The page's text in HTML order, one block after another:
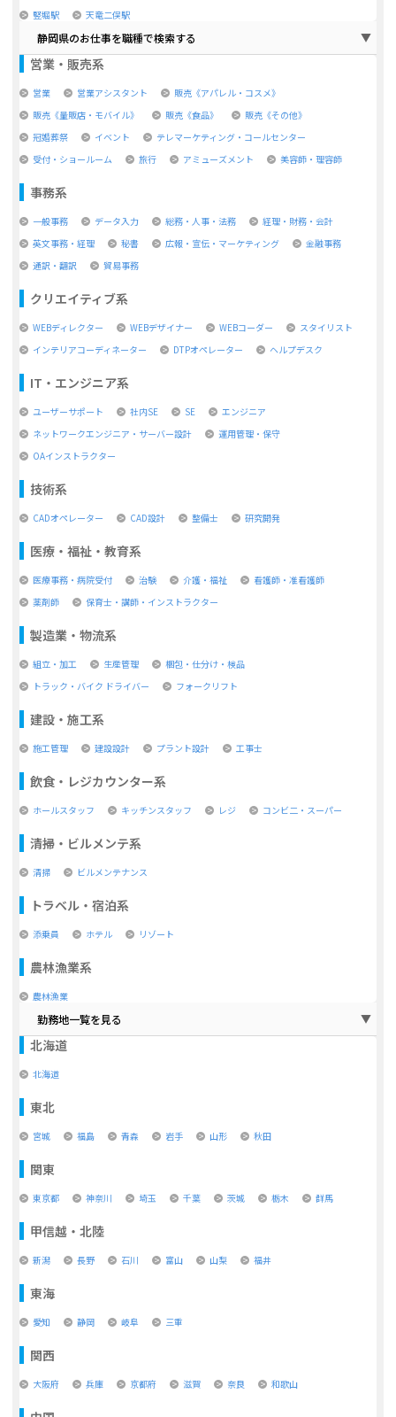
竪堀駅
天竜二俣駅
静岡県のお仕事を職種で検索する
営業・販売系
営業 営業アシスタント
販売《アパレル・コスメ》
販売《量販店・モバイル》
販売《食品》
販売《その他》
冠婚葬祭
イベント
テレマーケティング・コールセンター
受付・ショールーム
旅行 アミューズメント 美容師・理容師
事務系
一般事務 データ入力 総務・人事・法務
経理・財務・会計
英文事務・経理
秘書 広報・宣伝・マーケティング
金融事務
通訳・翻訳
貿易事務
クリエイティブ系
WEBディレクター WEBデザイナー WEBコーダー
スタイリスト
インテリアコーディネーター
DTPオペレーター ヘルプデスク
IT・エンジニア系
ユーザーサポート 社内SE SE
エンジニア
ネットワークエンジニア・サーバー設計
運用管理・保守
OAインストラクター
技術系
CADオペレーター CAD設計 整備士 研究開発
医療・福祉・教育系
医療事務・病院受付 治験 介護・福祉
看護師・准看護師
薬剤師
保育士・講師・インストラクター
製造業・物流系
組立・加工 生産管理
梱包・仕分け・検品
トラック・バイク ドライバー
フォークリフト
建設・施工系
施工管理 建設設計 プラント設計 工事士
飲食・レジカウンター系
ホールスタッフ キッチンスタッフ レジ コンビ二・スーパー
清掃・ビルメンテ系
清掃 ビルメンテナンス
トラベル・宿泊系
添乗員 ホテル リゾート
農林漁業系
農林漁業
勤務地一覧を見る
北海道
北海道
東北
宮城 福島 青森 岩手 山形 秋田
関東
東京都 神奈川 埼玉 千葉 茨城 栃木 群馬
甲信越・北陸
新潟 長野 石川 富山 山梨 福井
東海
愛知 静岡 岐阜 三重
関西
大阪府 兵庫 京都府 滋賀 奈良 和歌山